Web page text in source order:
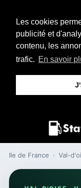
Les cookies
publicité et
contenu, les
trafic. En savoir
Ile de France › Val-